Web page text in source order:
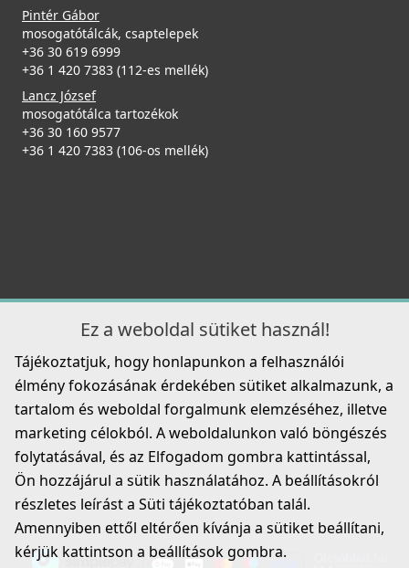
ELLECI - Csaptelep Trail arany
MOKTRAGD
MIKD01IN
49 990 Ft
Részletek
ELLECI - Csaptelep Ixora inox
MIKX01IN
Csaplyukfúró FF35 35 mm-es
ELLECI - FLOW-PRO szűrő és túlfolyó egymedencés
mosogatókhoz - fekete
KITWPT-F-1VSELL-BK
35 990 Ft
Részletek
Pintér Gábor
mosogatótálcák, csaptelepek
+36 30 619 6999
+36 1 420 7383 (112-es mellék)
Lancz József
mosogatótálca tartozékok
+36 30 160 9577
+36 1 420 7383 (106-os mellék)
Ez a weboldal sütiket használ!
Tájékoztatjuk, hogy honlapunkon a felhasználói
élmény fokozásának érdekében sütiket alkalmazunk, a
tartalom és weboldal forgalmunk elemzéséhez, illetve
marketing célokból. A weboldalunkon való böngészés
folytatásával, és az Elfogadom gombra kattintással,
Ön hozzájárul a sütik használatához. A beállításokról
részletes leírást a Süti tájékoztatóban talál.
Amennyiben ettől eltérően kívánja a sütiket beállítani,
kérjük kattintson a beállítások gombra.